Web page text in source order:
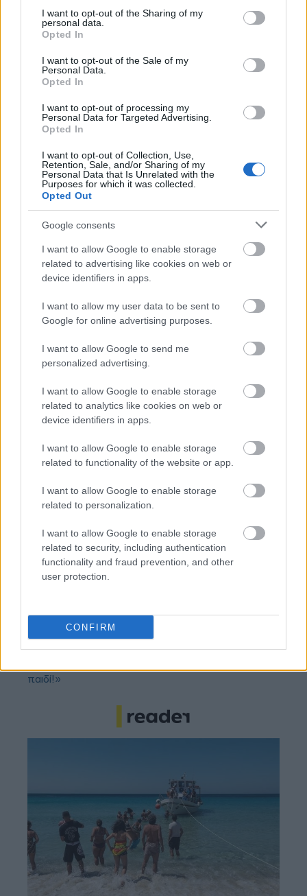
not limited to your visit or usage behaviour. You may click to
grant or deny consent to Google and its third-party tags to
use your data for below specified purposes in below Google
consent section.
I want to opt-out of the Sharing of my
personal data.
Opted In
I want to opt-out of the Sale of my
Personal Data.
Opted In
I want to opt-out of processing my
Personal Data for Targeted Advertising.
Opted In
I want to opt-out of Collection, Use,
Retention, Sale, and/or Sharing of my
Personal Data that Is Unrelated with the
Purposes for which it was collected.
Opted Out
Google consents
I want to allow Google to enable storage
related to advertising like cookies on web or
device identifiers in apps.
I want to allow my user data to be sent to
Google for online advertising purposes.
I want to allow Google to send me
personalized advertising.
I want to allow Google to enable storage
related to analytics like cookies on web or
device identifiers in apps.
I want to allow Google to enable storage
related to functionality of the website or app.
I want to allow Google to enable storage
related to personalization.
I want to allow Google to enable storage
related to security, including authentication
functionality and fraud prevention, and other
user protection.
CONFIRM
Διαβάζονται αυτή τη στιγμή
Πυρόπληκτοι: Ποιοι δικαιούνται έως 6.000 ευρώ,
Τρίτη χρονιά με διεθνές ρεκόρ εσόδων για τη
Ρεάλ Μαδρίτης - «Κλειδί» το γήπεδο
Πώς μπορείτε να βγείτε νωρίτερα στη σύνταξη
- Οι 3 κινήσεις που πρέπει να γίνουν εγκαίρως
TAGS: Κατάρ Ιράν Στενά του Ορμούζ
BEST OFINTERNET
Ολυμπιακός: Τελειώνει άμεσα του Μπραγκάντσα
σύμφωνα με την A Bola
δεδομένα του σπουδαίου deal
Νέντοβιτς για Γουόκαπ: «Είναι από τους πιο...
παιδί!»